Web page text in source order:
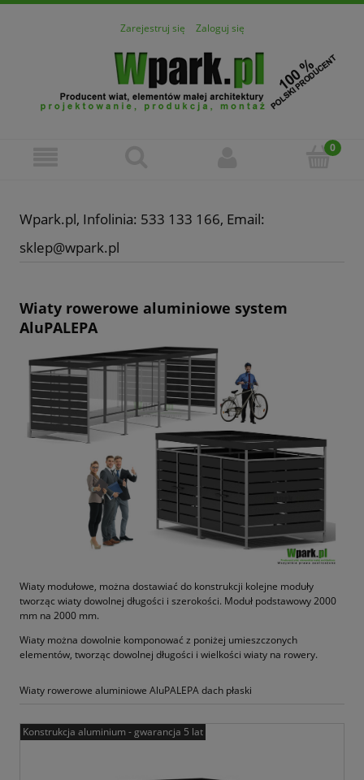
Zarejestruj się Zaloguj się
Wpark.pl, Infolinia: 533 133 166, Email:
sklep@wpark.pl
Wiaty rowerowe aluminiowe system
AluPALEPA
Wiaty modułowe, można dostawiać do konstrukcji kolejne moduły
tworząc wiaty dowolnej długości i szerokości. Moduł podstawowy 2000
mm na 2000 mm.
Wiaty można dowolnie komponować z poniżej umieszczonych
elementów, tworząc dowolnej długości i wielkości wiaty na rowery.
Wiaty rowerowe aluminiowe AluPALEPA dach płaski
Konstrukcja aluminium - gwarancja 5 lat